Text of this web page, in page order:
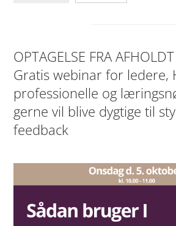
OPTAGELSE FRA
Gratis webinar for ledere,
professionelle og
gerne vil blive dygtige til
feedback